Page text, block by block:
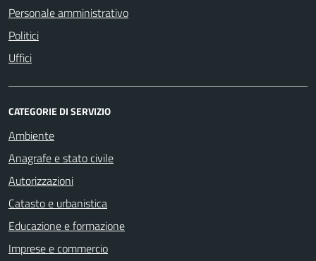
Personale amministrativo
Politici
Uffici
CATEGORIE DI SERVIZIO
Ambiente
Anagrafe e stato civile
Autorizzazioni
Catasto e urbanistica
Educazione e formazione
Imprese e commercio